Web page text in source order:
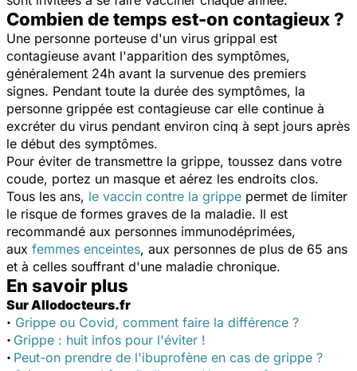
Combien de temps est-on contagieux ?
Une personne porteuse d'un virus grippal est
contagieuse avant l'apparition des symptômes,
généralement 24h avant la survenue des premiers
signes. Pendant toute la durée des symptômes, la
personne grippée est contagieuse car elle continue à
excréter du virus pendant environ cinq à sept jours après
le début des symptômes.
Pour éviter de transmettre la grippe, toussez dans votre
coude, portez un masque et aérez les endroits clos.
Tous les ans, le vaccin contre la grippe permet de limiter
le risque de formes graves de la maladie. Il est
recommandé aux personnes immunodéprimées,
aux femmes enceintes, aux personnes de plus de 65 ans
et à celles souffrant d'une maladie chronique.
En savoir plus
Sur Allodocteurs.fr
· Grippe ou Covid, comment faire la différence ?
· Grippe : huit infos pour l'éviter !
· Peut-on prendre de l'ibuprofène en cas de grippe ?